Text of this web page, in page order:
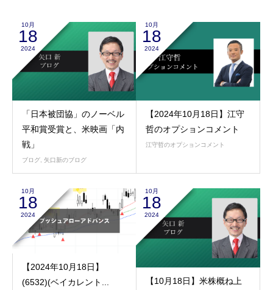
10月
18
2024
「日本被団協」のノーベル
平和賞受賞と、米映画「内
戦」
ブログ, 矢口新のブログ
10月
18
2024
【2024年10月18日】江守
哲のオプションコメント
江守哲のオプションコメント
10月
18
2024
【2024年10月18日】
(6532)(ベイカレント...
10月
18
2024
【10月18日】米株概ね上